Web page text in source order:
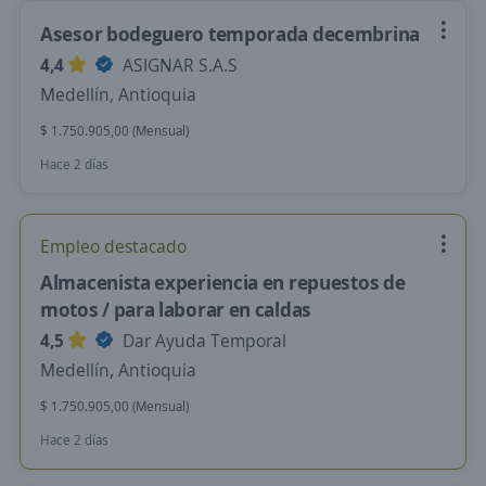
Asesor bodeguero temporada decembrina
4,4
ASIGNAR S.A.S
Medellín, Antioquia
$ 1.750.905,00 (Mensual)
Hace 2 días
Empleo destacado
Almacenista experiencia en repuestos de
motos / para laborar en caldas
4,5
Dar Ayuda Temporal
Medellín, Antioquia
$ 1.750.905,00 (Mensual)
Hace 2 días